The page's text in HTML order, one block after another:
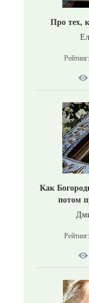
Про тех,
Рейтинг:
Как
потом
Рейтинг: